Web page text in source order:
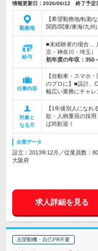
情報更新日：2026/06/12 終了予定
勤務地
【希望勤務地/転勤
関西/関東/東海/九州
給与
■未経験者の場合…
京・神奈川・埼玉
初年度の年収： 350
仕事内容
【自動車・スマホ
のプロに】■設計、
幅広い業務にチャレ
対象と
なる方
【1年後別人にな
欲・人柄重視の採
ば尚歓迎！
企業データ
設立：2013年12月／従業員数：
大阪府
求人詳細を見る
志望動機・自己PR不要